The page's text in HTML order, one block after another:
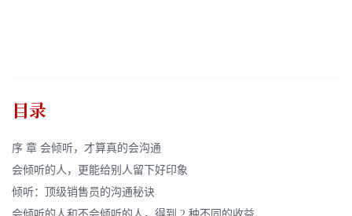
目录
序 章 会倾听，才算真的会沟通
会倾听的人，更能给别人留下好印象
倾听：顶级销售员的沟通秘诀